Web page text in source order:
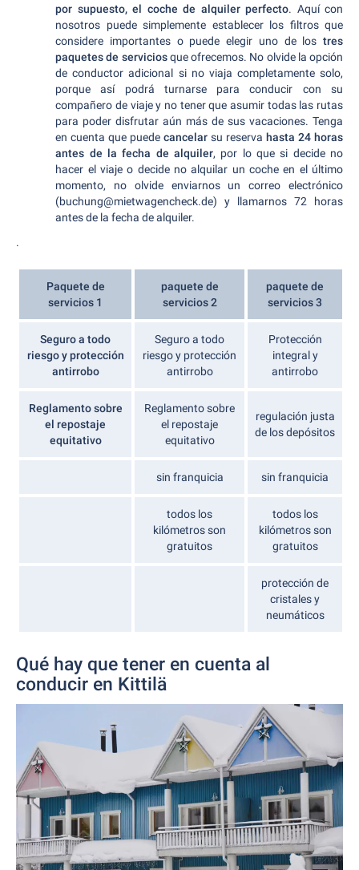
por supuesto, el coche de alquiler perfecto. Aquí con
nosotros puede simplemente establecer los filtros que
considere importantes o puede elegir uno de los tres
paquetes de serviciosque ofrecemos. No olvide la opción
de conductor adicional si no viaja completamente solo,
porque así podrá turnarse para conducir con su
compañero de viaje y no tener que asumir todas las rutas
para poder disfrutar aún más de sus vacaciones. Tenga
en cuenta que puedecancelar su reserva hasta 24 horas
antes de la fecha de alquiler, por lo que si decide no
hacer el viaje o decide no alquilar un coche en el último
momento, no olvide enviarnos un correo electrónico
(buchung@mietwagencheck.de) y llamarnos 72 horas
antes de la fecha de alquiler.
.
Paquete de
servicios 1
paquete de
servicios 2
paquete de
servicios 3
Seguro a todo
riesgo y protección
antirrobo
Seguro a todo
riesgo y protección
antirrobo
Protección
integral y
antirrobo
Reglamento sobre
el repostaje
equitativo
Reglamento sobre
el repostaje
equitativo
regulación justa
de los depósitos
sin franquicia sin franquicia
todos los
kilómetros son
gratuitos
todos los
kilómetros son
gratuitos
protección de
cristales y
neumáticos
Qué hay que tener en cuenta al
conducir en Kittilä